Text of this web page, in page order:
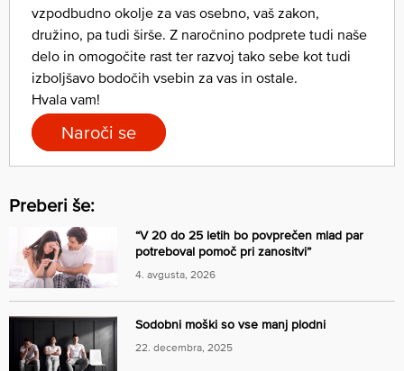
vzpodbudno okolje za vas osebno, vaš zakon,
družino, pa tudi širše. Z naročnino podprete tudi naše
delo in omogočite rast ter razvoj tako sebe kot tudi
izboljšavo bodočih vsebin za vas in ostale.
Hvala vam!
Naroči se
Preberi še:
“V 20 do 25 letih bo povprečen mlad par
potreboval pomoč pri zanositvi”
4. avgusta, 2026
Sodobni moški so vse manj plodni
22. decembra, 2025